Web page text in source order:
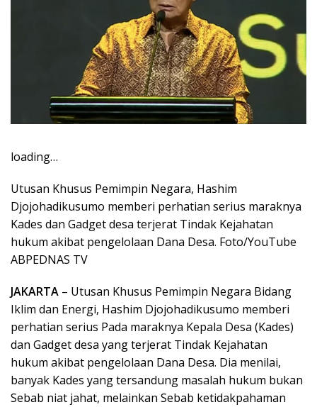
loading…
Utusan Khusus Pemimpin Negara, Hashim
Djojohadikusumo memberi perhatian serius maraknya
Kades dan Gadget desa terjerat Tindak Kejahatan
hukum akibat pengelolaan Dana Desa. Foto/YouTube
ABPEDNAS TV
JAKARTA – Utusan Khusus Pemimpin Negara Bidang
Iklim dan Energi, Hashim Djojohadikusumo memberi
perhatian serius Pada maraknya Kepala Desa (Kades)
dan Gadget desa yang terjerat Tindak Kejahatan
hukum akibat pengelolaan Dana Desa. Dia menilai,
banyak Kades yang tersandung masalah hukum bukan
Sebab niat jahat, melainkan Sebab ketidakpahaman